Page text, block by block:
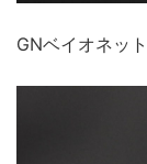
GNベイオネッ